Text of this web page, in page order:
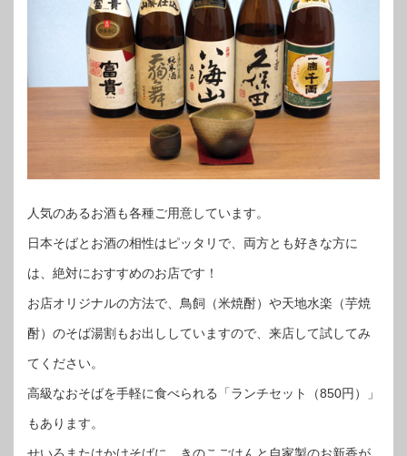
人気のあるお酒も各種ご用意しています。
日本そばとお酒の相性はピッタリで、両方とも好きな方に
は、絶対におすすめのお店です！
お店オリジナルの方法で、鳥飼（米焼酎）や天地水楽（芋焼
酎）のそば湯割もお出ししていますので、来店して試してみ
てください。
高級なおそばを手軽に食べられる「ランチセット（850円）」
もあります。